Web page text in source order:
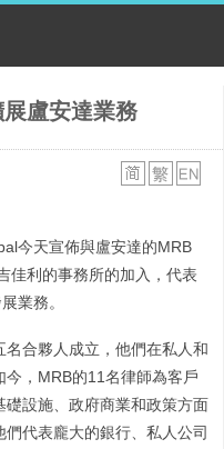
盧安達業務
今天宣佈與盧安達的MRB
佳利的事務所的加入，代表
業務。
合夥人成立，他們在私人和
，MRB的11名律師為客戶
設施、政府商業和政策方面
代表龐大的銀行、私人公司